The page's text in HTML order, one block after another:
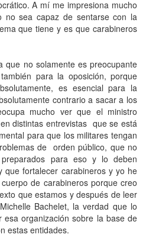
A mí me impresiona mucho
no sea capaz de sentarse con la
que tiene y es que carabineros
que no solamente es preocupante
para la oposición, porque
es esencial para la
contrario a sacar a los
mucho ver que el ministro
distintas entrevistas que se está
para que los militares tengan
de orden público, que no
para eso y lo deben
que fortalecer carabineros y yo he
de carabineros porque creo
que estamos y después de leer
Bachelet, la verdad que lo
organización sobre la base de
estas entidades.